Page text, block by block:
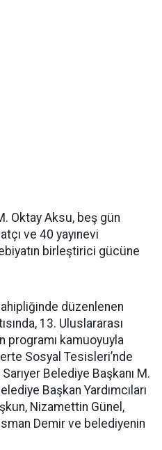
Oktay Aksu, beş gün
ve 40 yayınevi
birleştirici gücüne
düzenlenen
13. Uluslararası
programı kamuoyuyla
Sosyal Tesisleri’nde
Belediye Başkanı M.
Başkan Yardımcıları
Nizamettin Günel,
Demir ve belediyenin